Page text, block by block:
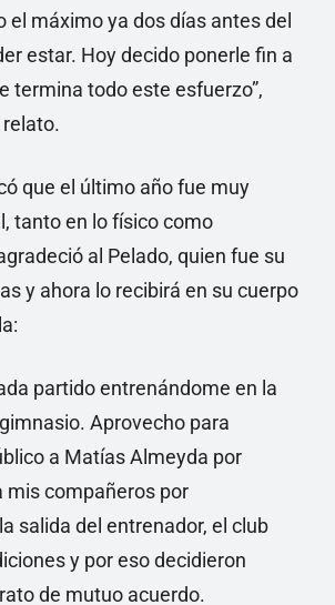
máximo ya dos días antes del
estar. Hoy decido ponerle fin a
termina todo este esfuerzo”,
que el último año fue muy
tanto en lo físico como
al Pelado, quien fue su
y ahora lo recibirá en su cuerpo
partido entrenándome en la
Aprovecho para
a Matías Almeyda por
mis compañeros por
salida del entrenador, el club
y por eso decidieron
de mutuo acuerdo.